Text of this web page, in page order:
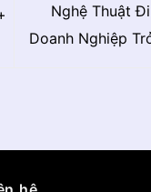
Nghệ Thuật
Doanh Nghiệp